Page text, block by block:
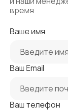
время
Ваше имя
Ваш Email
Ваш телефон